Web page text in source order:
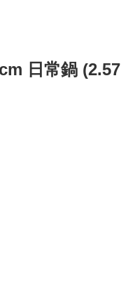
日常鍋 (2.57